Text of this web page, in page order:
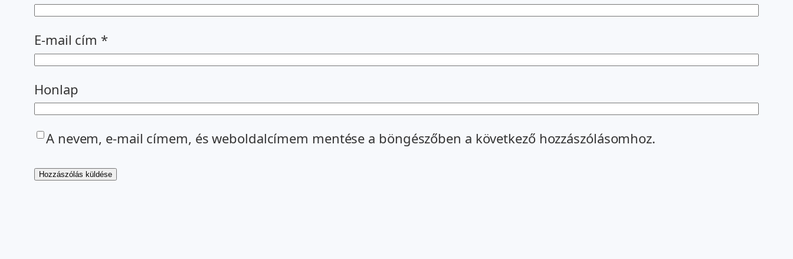
E-mail cím *
Honlap
A nevem, e-mail címem, és weboldalcímem mentése a böngészőben a következő hozzászólásomhoz.